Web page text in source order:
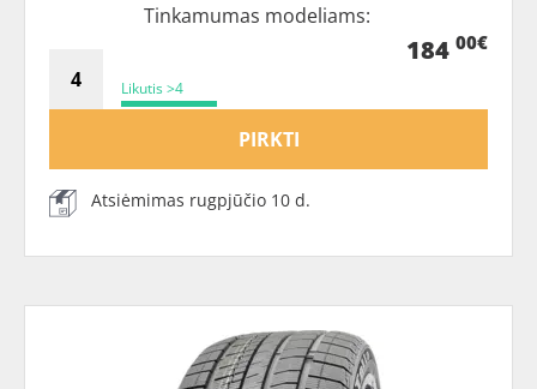
Tinkamumas modeliams:
Likutis >4
184 00€
PIRKTI
Atsiėmimas rugpjūčio 10 d.